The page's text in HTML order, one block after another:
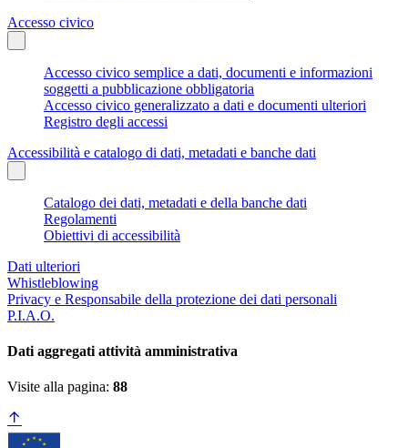
Accesso civico
Accesso civico semplice a dati, documenti e informazioni
soggetti a pubblicazione obbligatoria
Accesso civico generalizzato a dati e documenti ulteriori
Registro degli accessi
Accessibilità e catalogo di dati, metadati e banche dati
Catalogo dei dati, metadati e della banche dati
Regolamenti
Obiettivi di accessibilità
Dati ulteriori
Whistleblowing
Privacy e Responsabile della protezione dei dati personali
P.I.A.O.
Dati aggregati attività amministrativa
Visite alla pagina: 88